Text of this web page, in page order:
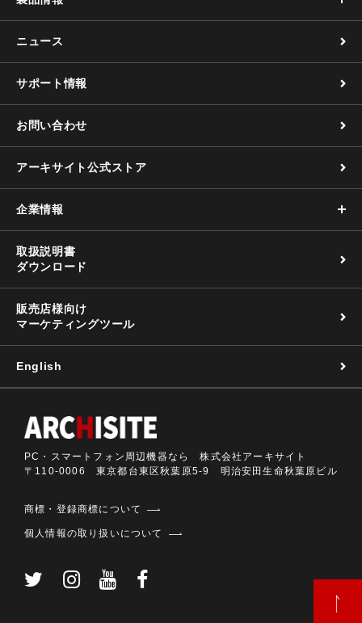
ニュース
サポート情報
お問い合わせ
アーキサイト公式ストア
企業情報
取扱説明書
ダウンロード
販売店様向け
マーケティングツール
English
PC・スマートフォン周辺機器なら 株式会社アーキサイト
〒110-0006 東京都台東区秋葉原5-9 明治安田生命秋葉原ビル
商標・登録商標について
個人情報の取り扱いについて